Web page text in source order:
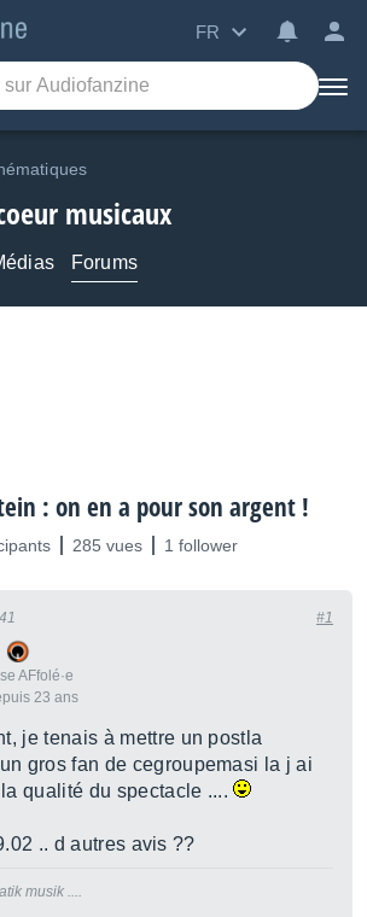
FR
musicaux
Forums
: on en a pour son argent !
285 vues 1 follower
AFfolé·e
23 ans
#1
je tenais à mettre un postla
gros fan de cegroupemasi la j ai
qualité du spectacle ....
.. d autres avis ??
musik ....